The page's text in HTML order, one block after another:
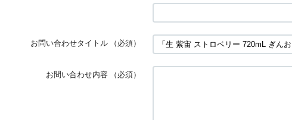
お問い合わせタイトル （必須）
お問い合わせ内容 （必須）